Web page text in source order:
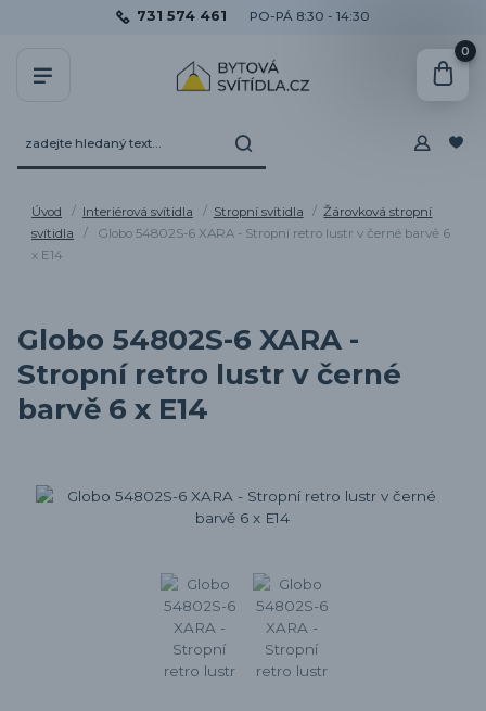
731 574 461 PO-PÁ 8:30 - 14:30
0
Úvod Interiérová svítidla Stropní svítidla
Žárovková stropní
svítidla
Globo 54802S-6 XARA - Stropní retro lustr v černé barvě 6
x E14
Globo 54802S-6 XARA -
Stropní retro lustr v černé
barvě 6 x E14